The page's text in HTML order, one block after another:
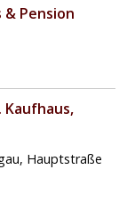
& Pension
Kaufhaus,
, Hauptstraße